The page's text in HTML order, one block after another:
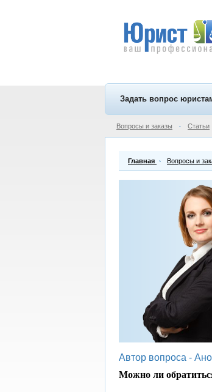
Задать вопрос
Вопросы и заказы • Статьи
Главная Вопросы и
Автор вопроса -
Можно ли